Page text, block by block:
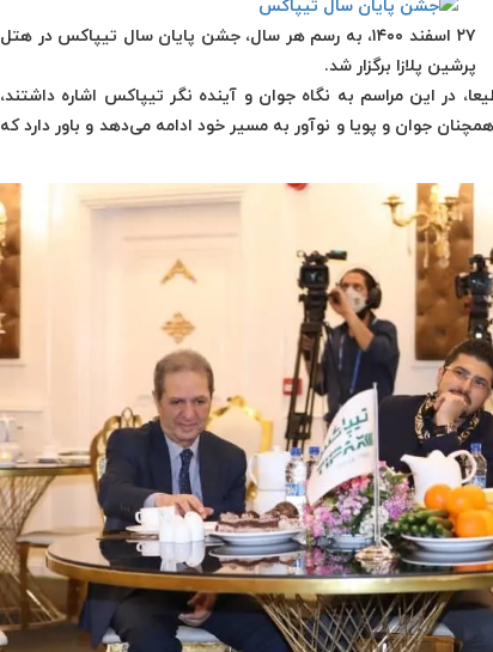
۲۷ اسفند ۱۴۰۰، به رسم هر سال، جشن پایان سال تیپاکس در هتل
پرشین پلازا برگزار شد.
در این مراسم به نگاه جوان و آینده نگر تیپاکس اشاره داشتند،
کشور همچنان جوان و پویا و نوآور به مسیر خود ادامه می‌دهد و باور دارد که